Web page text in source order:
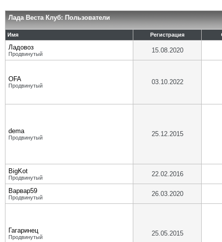
Лада Веста Клуб: Пользователи
Имя Регистрация
Ладовоз
Продвинутый 15.08.2020
OFA
Продвинутый 03.10.2022
dema
Продвинутый 25.12.2015
BigKot
Продвинутый 22.02.2016
Варвар59
Продвинутый 26.03.2020
Гагаринец
Продвинутый 25.05.2015